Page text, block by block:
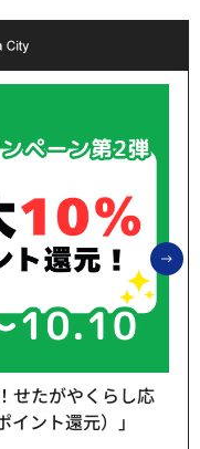
せたがやくらし応
ント還元）」